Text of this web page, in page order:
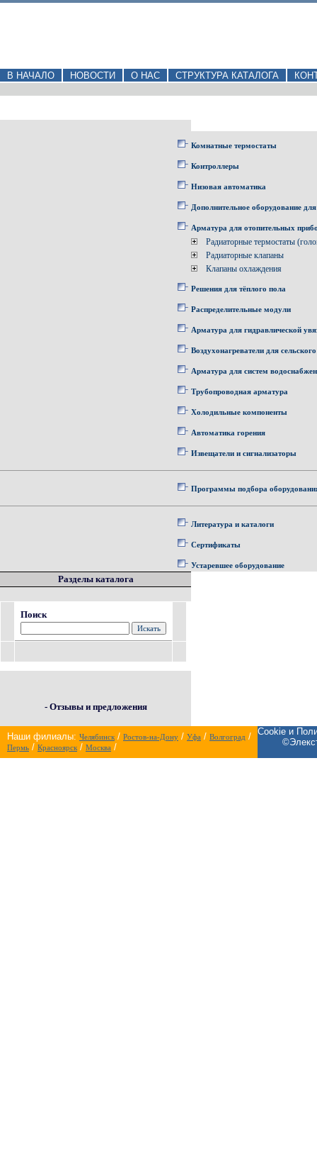
В НАЧАЛО НОВОСТИ О НАС СТРУКТУРА КАТАЛОГА
Комнатные термостаты
Контроллеры
Низовая автоматика
Дополнительное оборудование
Арматура для отопительных
Радиаторные термостаты
Радиаторные клапаны
Клапаны охлаждения
Решения для тёплого пола
Распределительные модули
Арматура для гидравлической
Воздухонагреватели для
Арматура для систем
Трубопроводная арматура
Холодильные компоненты
Автоматика горения
Извещатели и сигнализаторы
Программы подбора
Литература и каталоги
Сертификаты
Устаревшее оборудование
Разделы каталога
Поиск
- Отзывы и предложения
Наши филиалы: Челябинск/ Ростов-на-Дону / Уфа / Волгоград /
Пермь / Красноярск/ Москва /
Cookie и